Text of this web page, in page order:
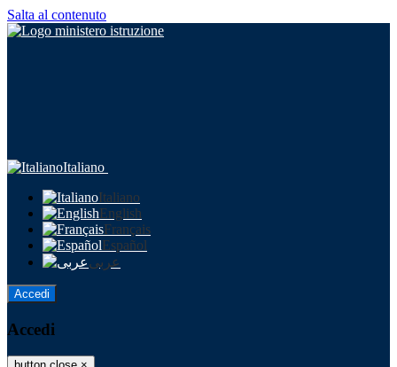
Salta al contenuto
Italiano
Italiano
English
Français
Español
عربى
Accedi
Accedi